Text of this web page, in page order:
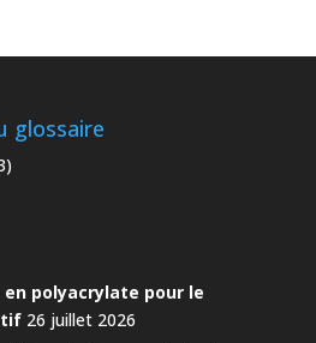
glossaire
polyacrylate pour le
26 juillet 2026